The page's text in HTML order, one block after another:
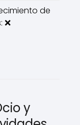
de
❌
y